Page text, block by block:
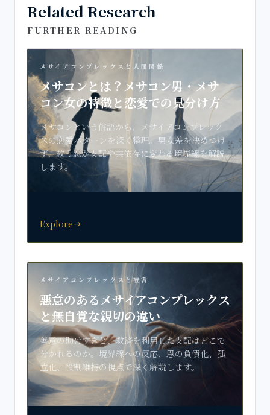
Related Research
FURTHER READING
メサイアコンプレックスと人間関係
メサコンとは？メサコン男・メサ
コン女の特徴と恋愛での見分け方
メサコンという俗語から、メサイアコンプレック
スの恋愛パターンを深く整理。男女差を決めつけ
ず、救う恋が支配や共依存に変わる境界線を解説
します。
Exploreeast
メサイアコンプレックスと被害
悪意のあるメサイアコンプレックス
と無自覚な親切の違い
善意の助けすぎと、救済を利用した支配はどこで
分かれるのか。境界線への反応、恩の負債化、孤
立化、役割維持の視点で深く解説します。